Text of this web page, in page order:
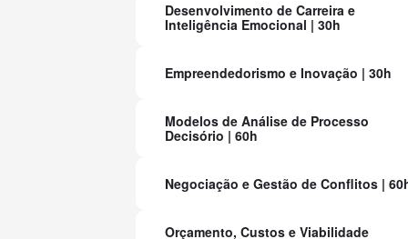
Desenvolvimento de Carreira e
Inteligência Emocional | 30h
Empreendedorismo e Inovação | 30h
Modelos de Análise de Processo
Decisório | 60h
Negociação e Gestão de Conflitos |
Orçamento, Custos e Viabilidade